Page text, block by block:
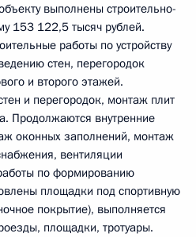
выполнены строительно-
153 122,5 тысяч рублей.
работы по устройству
стен, перегородок
и второго этажей.
и перегородок, монтаж плит
Продолжаются внутренние
оконных заполнений, монтаж
вентиляции
по формированию
площадки под спортивную
покрытие), выполняется
площадки, тротуары.